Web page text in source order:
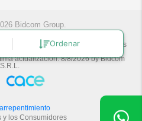
Ordenar
Bidcom Group.
venta de cualquiera de los productos
a la verificación de stock.
actualización:8/8/2026byBidcom
S.R.L.
y los Consumidores